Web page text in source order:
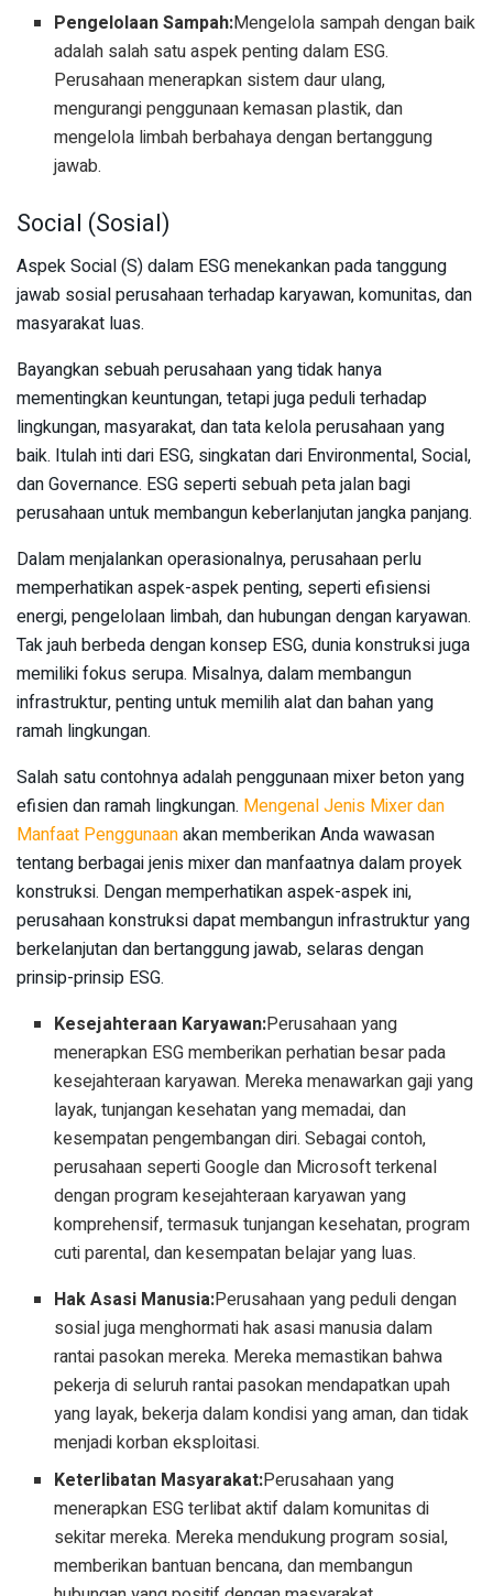
Pengelolaan Sampah:Mengelola sampah dengan baik
adalah salah satu aspek penting dalam ESG.
Perusahaan menerapkan sistem daur ulang,
mengurangi penggunaan kemasan plastik, dan
mengelola limbah berbahaya dengan bertanggung
jawab.
Social (Sosial)
Aspek Social (S) dalam ESG menekankan pada tanggung
jawab sosial perusahaan terhadap karyawan, komunitas, dan
masyarakat luas.
Bayangkan sebuah perusahaan yang tidak hanya
mementingkan keuntungan, tetapi juga peduli terhadap
lingkungan, masyarakat, dan tata kelola perusahaan yang
baik. Itulah inti dari ESG, singkatan dari Environmental, Social,
dan Governance. ESG seperti sebuah peta jalan bagi
perusahaan untuk membangun keberlanjutan jangka panjang.
Dalam menjalankan operasionalnya, perusahaan perlu
memperhatikan aspek-aspek penting, seperti efisiensi
energi, pengelolaan limbah, dan hubungan dengan karyawan.
Tak jauh berbeda dengan konsep ESG, dunia konstruksi juga
memiliki fokus serupa. Misalnya, dalam membangun
infrastruktur, penting untuk memilih alat dan bahan yang
ramah lingkungan.
Salah satu contohnya adalah penggunaan mixer beton yang
efisien dan ramah lingkungan. Mengenal Jenis Mixer dan
Manfaat Penggunaanakan memberikan Anda wawasan
tentang berbagai jenis mixer dan manfaatnya dalam proyek
konstruksi. Dengan memperhatikan aspek-aspek ini,
perusahaan konstruksi dapat membangun infrastruktur yang
berkelanjutan dan bertanggung jawab, selaras dengan
prinsip-prinsip ESG.
Kesejahteraan Karyawan:Perusahaan yang
menerapkan ESG memberikan perhatian besar pada
kesejahteraan karyawan. Mereka menawarkan gaji yang
layak, tunjangan kesehatan yang memadai, dan
kesempatan pengembangan diri. Sebagai contoh,
perusahaan seperti Google dan Microsoft terkenal
dengan program kesejahteraan karyawan yang
komprehensif, termasuk tunjangan kesehatan, program
cuti parental, dan kesempatan belajar yang luas.
Hak Asasi Manusia:Perusahaan yang peduli dengan
sosial juga menghormati hak asasi manusia dalam
rantai pasokan mereka. Mereka memastikan bahwa
pekerja di seluruh rantai pasokan mendapatkan upah
yang layak, bekerja dalam kondisi yang aman, dan tidak
menjadi korban eksploitasi.
Keterlibatan Masyarakat:Perusahaan yang
menerapkan ESG terlibat aktif dalam komunitas di
sekitar mereka. Mereka mendukung program sosial,
memberikan bantuan bencana, dan membangun